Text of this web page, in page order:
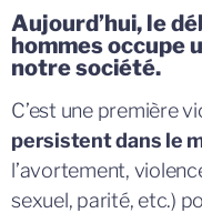
Aujourd’hui, le
hommes occupe
notre société.
C’est une première
persistent dans le
l’avortement,
sexuel, parité, etc.)